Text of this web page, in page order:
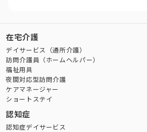
在宅介護
デイサービス（通所介護）
訪問介護員（ホームヘルパー）
福祉用具
夜間対応型訪問介護
ケアマネージャー
ショートステイ
認知症
認知症デイサービス